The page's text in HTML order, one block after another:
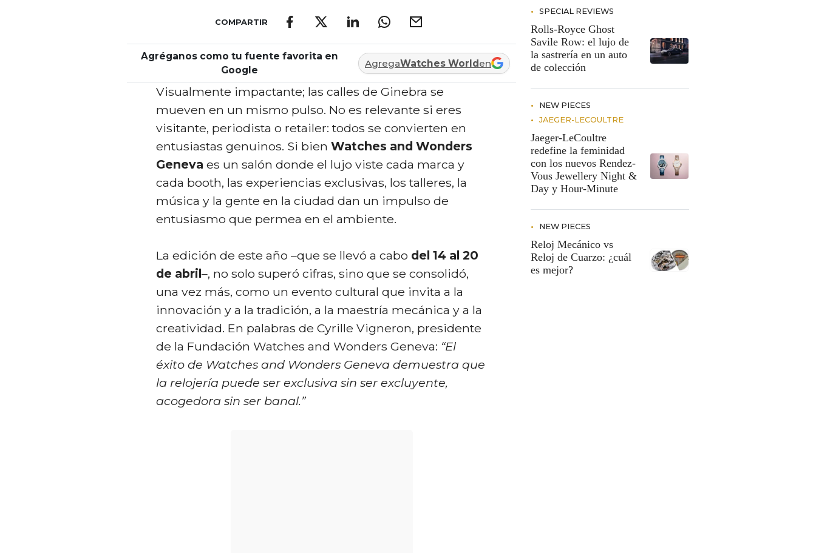
COMPARTIR
Agréganos como tu fuente favorita en
Google
AgregaWatches Worlden
Visualmente impactante; las calles de Ginebra se
mueven en un mismo pulso. No es relevante si eres
visitante, periodista o retailer: todos se convierten en
entusiastas genuinos. Si bien Watches and Wonders
Geneva es un salón donde el lujo viste cada marca y
cada booth, las experiencias exclusivas, los talleres, la
música y la gente en la ciudad dan un impulso de
entusiasmo que permea en el ambiente.
La edición de este año –que se llevó a cabo del 14 al 20
de abril–, no solo superó cifras, sino que se consolidó,
una vez más, como un evento cultural que invita a la
innovación y a la tradición, a la maestría mecánica y a la
creatividad. En palabras de Cyrille Vigneron, presidente
de la Fundación Watches and Wonders Geneva: “El
éxito de Watches and Wonders Geneva demuestra que
la relojería puede ser exclusiva sin ser excluyente,
acogedora sin ser banal.”
SPECIAL REVIEWS
Rolls-Royce Ghost
Savile Row: el lujo de
la sastrería en un auto
de colección
NEW PIECES
JAEGER-LECOULTRE
Jaeger-LeCoultre
redefine la feminidad
con los nuevos Rendez-
Vous Jewellery Night &
Day y Hour-Minute
NEW PIECES
Reloj Mecánico vs
Reloj de Cuarzo: ¿cuál
es mejor?